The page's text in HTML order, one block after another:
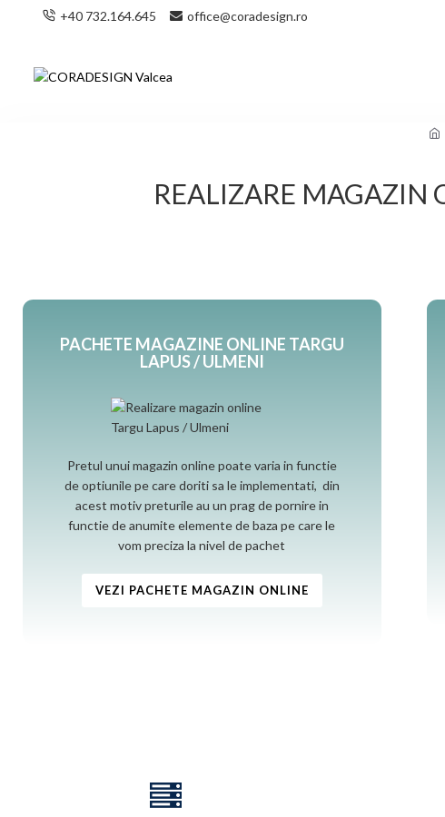
+40 732.164.645 office@coradesign.ro
REALIZARE MAGAZIN
PACHETE MAGAZINE ONLINE TARGU
LAPUS / ULMENI
Pretul unui magazin online poate varia in functie
de optiunile pe care doriti sa le implementati, din
acest motiv preturile au un prag de pornire in
functie de anumite elemente de baza pe care le
vom preciza la nivel de pachet
VEZI PACHETE MAGAZIN ONLINE